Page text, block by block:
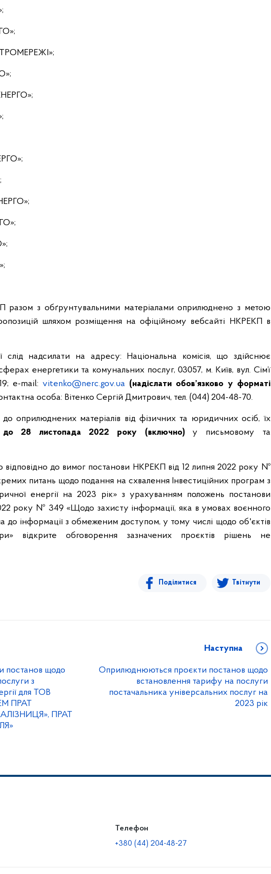
разом з обґрунтувальними матеріалами оприлюднено з метою
шляхом розміщення на офіційному вебсайті НКРЕКП в
слід надсилати на адресу: Національна комісія, що здійснює
енергетики та комунальних послуг, 03057, м. Київ, вул. Сім’ї
e-mail: vitenko@nerc.gov.ua (надіслати обов’язково у форматі
особа: Вітенко Сергій Дмитрович, тел. (044) 204-48-70.
до оприлюднених матеріалів від фізичних та юридичних осіб, їх
до 28 листопада 2022 року (включно)у письмовому та
відповідно до вимог постанови НКРЕКП від 12 липня 2022 року №
питань щодо подання на схвалення Інвестиційних програм з
енергії на 2023 рік» з урахуванням положень постанови
року № 349 «Щодо захисту інформації, яка в умовах воєнного
до інформації з обмеженим доступом, у тому числі щодо об'єктів
відкрите обговорення зазначених проєктів рішень не
Поділитися Твітнути
постанов щодо
з
для ТОВ
ПРАТ
ПРАТ
Наступна
Оприлюднюються проєкти постанов щодо
встановлення тарифу на послуги
постачальника універсальних послуг на
2023 рік
Телефон
+380 (44) 204-48-27